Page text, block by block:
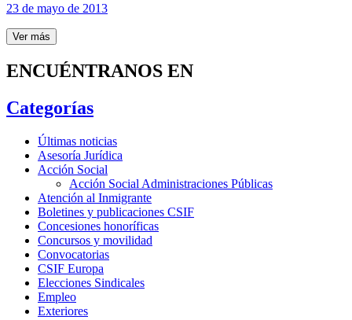
23 de mayo de 2013
Ver más
ENCUÉNTRANOS EN
Categorías
Últimas noticias
Asesoría Jurídica
Acción Social
Acción Social Administraciones Públicas
Atención al Inmigrante
Boletines y publicaciones CSIF
Concesiones honoríficas
Concursos y movilidad
Convocatorias
CSIF Europa
Elecciones Sindicales
Empleo
Exteriores